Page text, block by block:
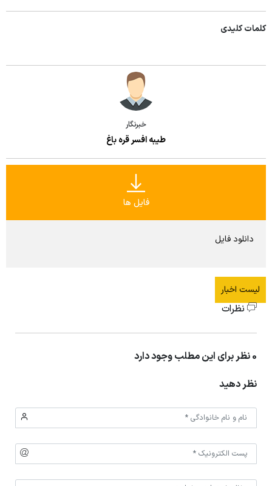
کلمات کلیدی
خبرنگار
طیبه افسر قره باغ
فایل ها
دانلود فایل
لیست اخبار
نظرات
0 نظر برای این مطلب وجود دارد
نظر دهید